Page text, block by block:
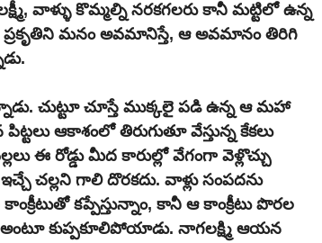
వాళ్ళు కొమ్మల్ని నరకగలరు కానీ మట్టిలో ఉన్న
మనం అవమానిస్తే, ఆ అవమానం తిరిగి
చుట్టూ చూస్తే ముక్కలై పడి ఉన్న ఆ మహా
ఆకాశంలో తిరుగుతూ వేస్తున్న కేకలు
ఈ రోడ్డు మీద కారుల్లో వేగంగా వెళ్లొచ్చు
చల్లని గాలి దొరకదు. వాళ్లు సంపదను
కప్పేస్తున్నాం, కానీ ఆ కాంక్రీటు పొరల
కుప్పకూలిపోయాడు. నాగలక్ష్మి ఆయన